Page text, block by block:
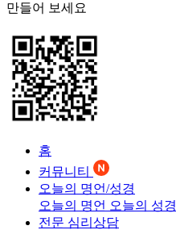
만들어 보세요
홈
커뮤니티
오늘의 명언/성경
오늘의 명언 오늘의 성경
전문 심리상담